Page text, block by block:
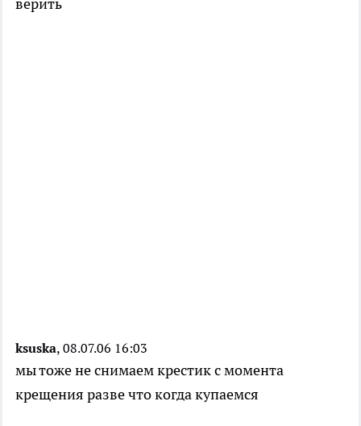
верить
ksuska, 08.07.06 16:03
мы тоже не снимаем крестик с момента
крещения разве что когда купаемся